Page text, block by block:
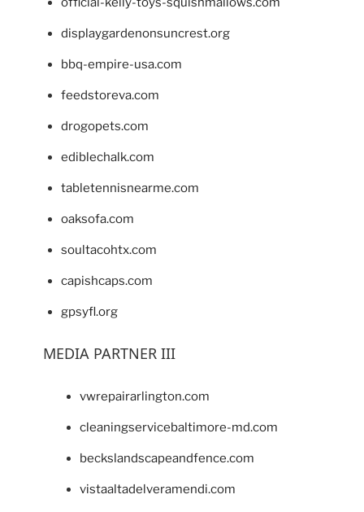
displaygardenonsuncrest.org
bbq-empire-usa.com
feedstoreva.com
drogopets.com
ediblechalk.com
tabletennisnearme.com
oaksofa.com
soultacohtx.com
capishcaps.com
gpsyfl.org
MEDIA PARTNER III
vwrepairarlington.com
cleaningservicebaltimore-md.com
beckslandscapeandfence.com
vistaaltadelveramendi.com